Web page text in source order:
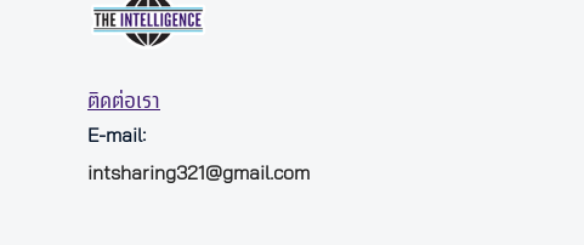
ติดต่อเรา
E-mail:
intsharing321@gmail.com